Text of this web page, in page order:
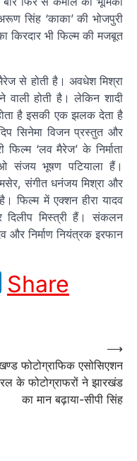
सिंह ‘काका’ की भोजपुरी
किरदार भी फिल्‍म की मजबूत
से होती है। अवधेश मिश्रा
होती है। लेकिन शादी
है इसकी एक झलक देता है
सिनेमा विजन प्रस्‍तुत और
‘लव मैरेज’ के निर्माता
संजय भूषण पटियाला हैं।
संगीत धनंजय मिश्रा और
फिल्‍म में एक्‍शन हीरा यादव
दिलीप मिस्‍त्री हैं। संकलन
और निर्माण नियंत्रक इरफान
LinkedIn
Share
फोटोग्राफिक एसोसिएशन
के फोटोग्राफरों ने झारखंड
का मान बढ़ाया-सीपी सिंह
⟶